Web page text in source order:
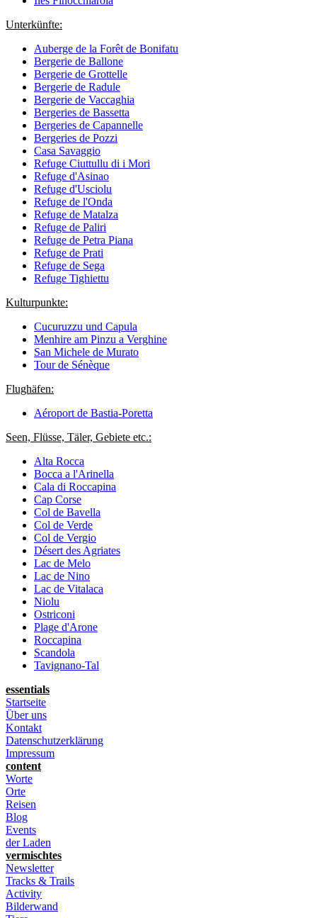
Unterkünfte:
Auberge de la Forêt de Bonifatu
Bergerie de Ballone
Bergerie de Grottelle
Bergerie de Radule
Bergerie de Vaccaghia
Bergeries de Bassetta
Bergeries de Capannelle
Bergeries de Pozzi
Casa Savaggio
Refuge Ciuttullu di i Mori
Refuge d'Asinao
Refuge d'Usciolu
Refuge de l'Onda
Refuge de Matalza
Refuge de Paliri
Refuge de Petra Piana
Refuge de Prati
Refuge de Sega
Refuge Tighiettu
Kulturpunkte:
Cucuruzzu und Capula
Menhire am Pinzu a Verghine
San Michele de Murato
Tour de Sénèque
Flughäfen:
Aéroport de Bastia-Poretta
Seen, Flüsse, Täler, Gebiete etc.:
Alta Rocca
Bocca a l'Arinella
Cala di Roccapina
Cap Corse
Col de Bavella
Col de Verde
Col de Vergio
Désert des Agriates
Lac de Melo
Lac de Nino
Lac de Vitalaca
Niolu
Ostriconi
Plage d'Arone
Roccapina
Scandola
Tavignano-Tal
essentials
Startseite
Über uns
Kontakt
Datenschutzerklärung
Impressum
content
Worte
Orte
Reisen
Blog
Events
der Laden
vermischtes
Newsletter
Tracks & Trails
Activity
Bilderwand